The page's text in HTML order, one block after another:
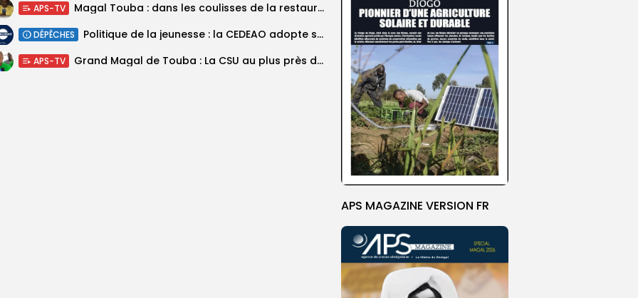
APS MAGAZINE VERSION FR
APS-TV Magal Touba : dans les coulisses de la restauration de la presse...
DÉPÊCHES Politique de la jeunesse : la CEDEAO adopte son plan d’actions stratégiques...
APS-TV Grand Magal de Touba : La CSU au plus près des pèlerins